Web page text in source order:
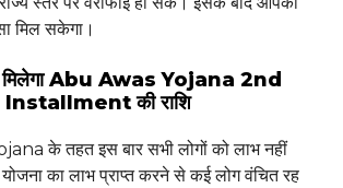
मिल सकेगा।
मिलेगा Abu Awas Yojana 2nd
Installment की राशि
के तहत इस बार सभी लोगों को लाभ नहीं
का लाभ प्राप्त करने से कई लोग वंचित रह